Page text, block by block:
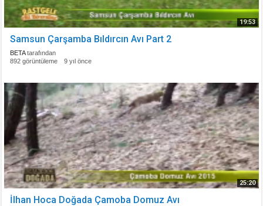
19:53
Samsun Çarşamba Bıldırcın Avı Part 2
BETAtarafından
892 görüntüleme
9 yıl önce
25:20
İlhan Hoca Doğada Çamoba Domuz Avı